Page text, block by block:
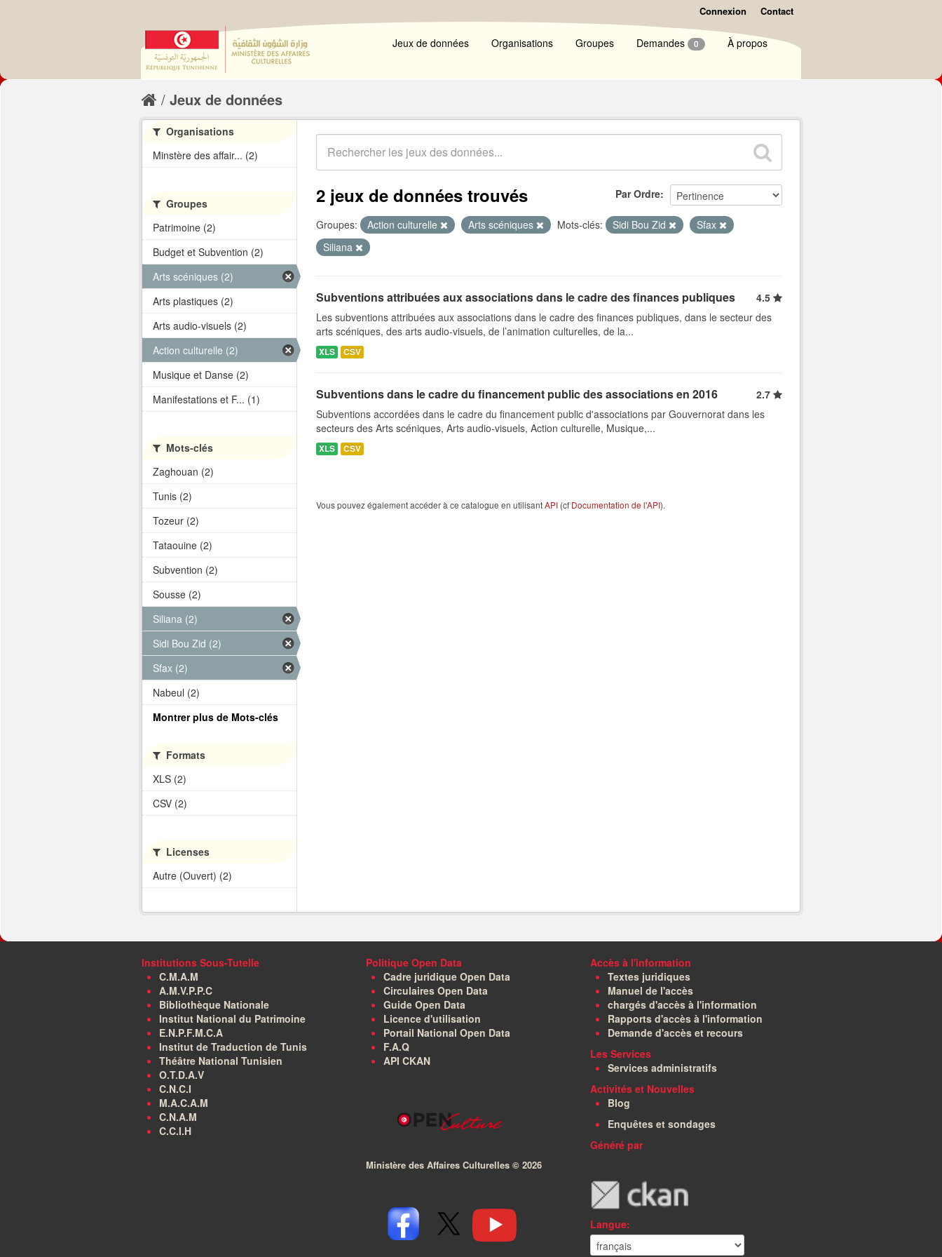
Connexion Contact
Jeux de données Organisations Groupes Demandes 0 À propos
Jeux de données
Par Ordre
2 jeux de données trouvés
Groupes: Action culturelle Arts scéniques Mots-clés: Sidi Bou Zid
Sfax
Siliana
Subventions attribuées aux associations dans le cadre des finances publiques
4.5
Les subventions attribuées aux associations dans le cadre des finances publiques, dans le secteur des
arts scéniques, des arts audio-visuels, de l’animation culturelles, de la...
XLS CSV
Subventions dans le cadre du financement public des associations en 2016
2.7
Subventions accordées dans le cadre du financement public d'associations par Gouvernorat dans les
secteurs des Arts scéniques, Arts audio-visuels, Action culturelle, Musique,...
XLS CSV
Vous pouvez également accéder à ce catalogue en utilisantAPI (cf Documentation de l'API).
Organisations
Minstère des affair... (2)
Groupes
Patrimoine (2)
Budget et Subvention (2)
Arts scéniques (2)
Arts plastiques (2)
Arts audio-visuels (2)
Action culturelle (2)
Musique et Danse (2)
Manifestations et F... (1)
Mots-clés
Zaghouan (2)
Tunis (2)
Tozeur (2)
Tataouine (2)
Subvention (2)
Sousse (2)
Siliana (2)
Sidi Bou Zid (2)
Sfax (2)
Nabeul (2)
Montrer plus de Mots-clés
Formats
XLS (2)
CSV (2)
Licenses
Autre (Ouvert) (2)
Institutions Sous-Tutelle
C.M.A.M
A.M.V.P.P.C
Bibliothèque Nationale
Institut National du Patrimoine
E.N.P.F.M.C.A
Institut de Traduction de Tunis
Théâtre National Tunisien
O.T.D.A.V
C.N.C.I
M.A.C.A.M
C.N.A.M
C.C.I.H
Politique Open Data
Cadre juridique Open Data
Circulaires Open Data
Guide Open Data
Licence d'utilisation
Portail National Open Data
F.A.Q
API CKAN
Ministère des Affaires Culturelles © 2026
Accès à l'information
Textes juridiques
Manuel de l'accès
chargés d'accès à l'information
Rapports d'accès à l'information
Demande d'accès et recours
Les Services
Services administratifs
Activités et Nouvelles
Blog
Enquêtes et sondages
Généré par
Langue